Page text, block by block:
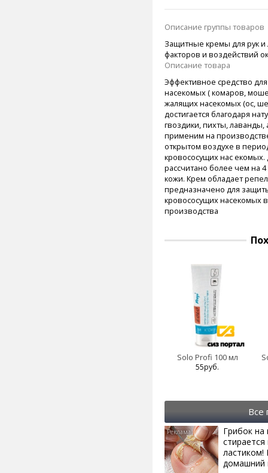
Описание группы товаров
Защитные кремы для рук
факторов и воздействий
Описание товара
Эффективное средство
насекомых ( комаров,
жалящих насекомых (ос,
достигается благодаря
гвоздики, пихты, лаванды,
применим на
открытом воздухе в
кровососущих нас
рассчитано более чем на
кожи. Крем обладает
предназначено для
кровососущих насекомых
производства
Solo Profi 100 мл
55руб.
Все
Грибок на
стирается
ластиком!
домашний